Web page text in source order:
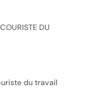
DU
du travail